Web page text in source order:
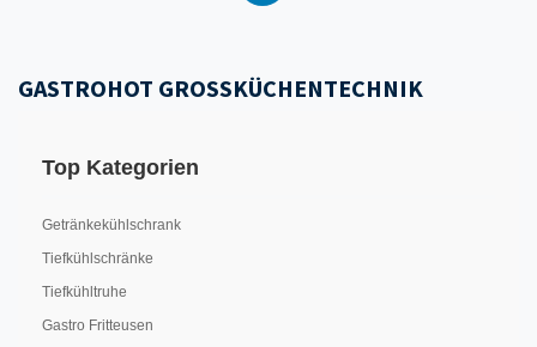
GASTROHOT GROSSKÜCHENTECHNIK
Top Kategorien
Getränkekühlschrank
Tiefkühlschränke
Tiefkühltruhe
Gastro Fritteusen